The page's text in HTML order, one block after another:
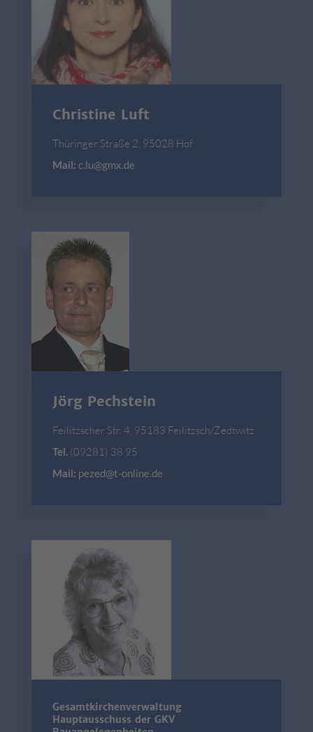
Christine Luft
Thüringer Straße 2, 95028 Hof
Mail: c.lu@gmx.de
Jörg Pechstein
Feilitzscher Str. 4, 95183 Feilitzsch/Zedtwitz
Tel. (09281) 38 95
Mail: pezed@t-online.de
Gesamtkirchenverwaltung
Hauptausschuss der GKV